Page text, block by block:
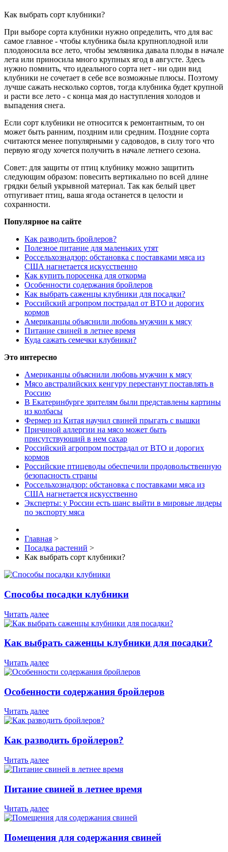
Как выбрать сорт клубники?
При выборе сорта клубники нужно определить, что для вас
самое главное - чтобы клубника была крупноплодной или
плодоносила все лето, чтобы земляника давала плоды в начале
лета или приносила много крупных ягод в августе. Здесь
нужно помнить, что идеального сорта нет - ни один вид
клубники не сочетает в себе все возможные плюсы. Поэтому
лучше сажать несколько сортов, тогда клубника будет крупной
и расти все лето - с конца мая до наступления холодов и
выпадения снега.
Если сорт клубники не относится к ремонтантным, то он
может быть ранним, поздним или средним. Поздние сорта
считаются менее популярными у садоводов, в силу того что
первую ягоду хочется получить в начале летнего сезона.
Совет: для защиты от птиц клубнику можно защитить
следующим образом: повесить вертикально по всей длине
грядки белый укрывной материал. Так как белый цвет
отпугивает птиц, ваша ягода останется в целости и
сохранности.
Популярное на сайте
Как разводить бройлеров?
Полезное питание для маленьких утят
Россельхознадзор: обстановка с поставками мяса из
США нагнетается искусственно
Как купить поросенка для откорма
Особенности содержания бройлеров
Как выбрать саженцы клубники для посадки?
Российский агропром пострадал от ВТО и дорогих
кормов
Американцы объяснили любовь мужчин к мясу
Питание свиней в летнее время
Куда сажать семечки клубники?
Это интересно
Американцы объяснили любовь мужчин к мясу
Мясо австралийских кенгуру перестанут поставлять в
Россию
В Екатеринбурге зрителям были представлены картины
из колбасы
Фермер из Китая научил свиней прыгать с вышки
Причиной аллергии на мясо может быть
присутствуюший в нем сахар
Российский агропром пострадал от ВТО и дорогих
кормов
Российские птицеводы обеспечили продовольственную
безопасность страны
Россельхознадзор: обстановка с поставками мяса из
США нагнетается искусственно
Эксперты: у России есть шанс выйти в мировые лидеры
по экспорту мяса
Главная >
Посадка растений >
Как выбрать сорт клубники?
Способы посадки клубники
Читать далее
Как выбрать саженцы клубники для посадки?
Читать далее
Особенности содержания бройлеров
Читать далее
Как разводить бройлеров?
Читать далее
Питание свиней в летнее время
Читать далее
Помещения для содержания свиней